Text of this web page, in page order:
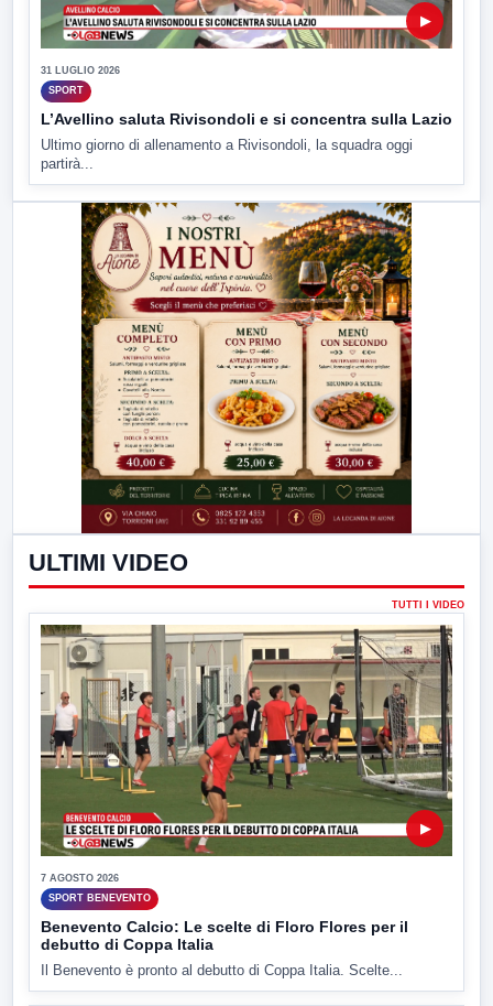
▶
31 LUGLIO 2026
SPORT
L’Avellino saluta Rivisondoli e si concentra sulla Lazio
Ultimo giorno di allenamento a Rivisondoli, la squadra oggi
partirà...
ULTIMI VIDEO
TUTTI I VIDEO
▶
7 AGOSTO 2026
SPORT BENEVENTO
Benevento Calcio: Le scelte di Floro Flores per il
debutto di Coppa Italia
Il Benevento è pronto al debutto di Coppa Italia. Scelte...